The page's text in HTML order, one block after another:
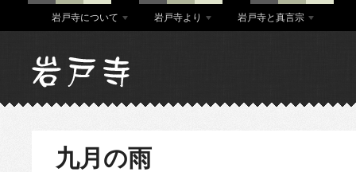
岩戸寺について 岩戸寺より 岩戸寺と真言宗
九月の雨